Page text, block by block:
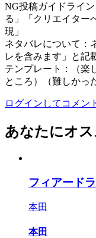
NG投稿ガイドライ
る」「クリエイター
現」
ネタバレについて：
レを含みます」と記
テンプレート：（楽
ところ）（難しかっ
ログインしてコメン
あなたにオ
フィアード
本田
本田